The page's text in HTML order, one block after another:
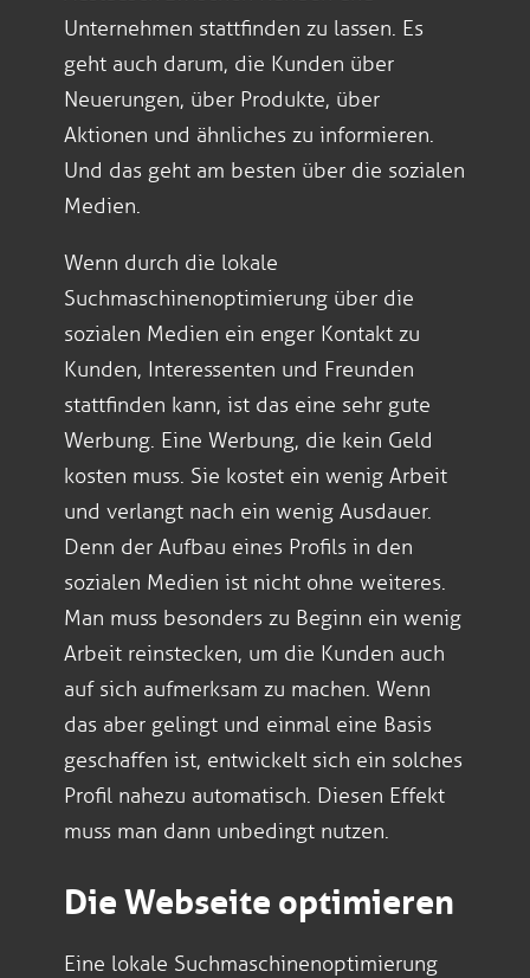
Unternehmen stattfinden zu lassen. Es
geht auch darum, die Kunden über
Neuerungen, über Produkte, über
Aktionen und ähnliches zu informieren.
Und das geht am besten über die sozialen
Medien.
Wenn durch die lokale
Suchmaschinenoptimierung über die
sozialen Medien ein enger Kontakt zu
Kunden, Interessenten und Freunden
stattfinden kann, ist das eine sehr gute
Werbung. Eine Werbung, die kein Geld
kosten muss. Sie kostet ein wenig Arbeit
und verlangt nach ein wenig Ausdauer.
Denn der Aufbau eines Profils in den
sozialen Medien ist nicht ohne weiteres.
Man muss besonders zu Beginn ein wenig
Arbeit reinstecken, um die Kunden auch
auf sich aufmerksam zu machen. Wenn
das aber gelingt und einmal eine Basis
geschaffen ist, entwickelt sich ein solches
Profil nahezu automatisch. Diesen Effekt
muss man dann unbedingt nutzen.
Die Webseite optimieren
Eine lokale Suchmaschinenoptimierung